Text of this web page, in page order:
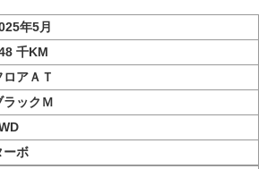
年5月
千KM
ロアＡＴ
ラックＭ
ーボ